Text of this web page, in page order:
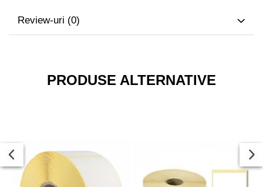
Review-uri (0)
PRODUSE ALTERNATIVE